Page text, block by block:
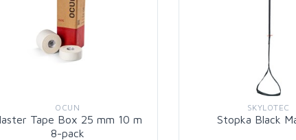
OCUN
Tape Box 25 mm 10 m
8-pack
SKYLOTEC
Stopka Black